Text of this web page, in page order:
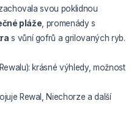
svou poklidnou
pláže , promenády s
s vůní gofrů a grilovaných ryb.
krásné výhledy, možnost
Rewal, Niechorze a další